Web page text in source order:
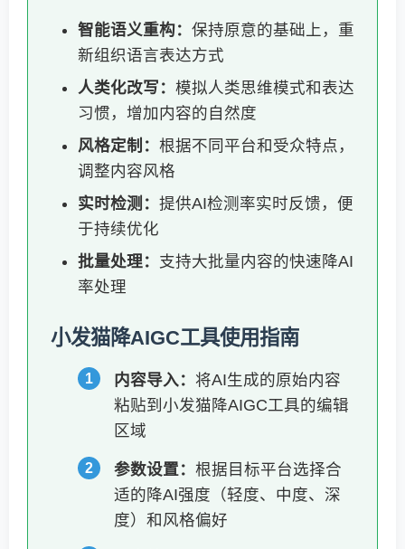
智能语义重构： 保持原意的基础上，重
新组织语言表达方式
人类化改写： 模拟人类思维模式和表达
习惯，增加内容的自然度
风格定制： 根据不同平台和受众特点，
调整内容风格
实时检测： 提供AI检测率实时反馈，便
于持续优化
批量处理： 支持大批量内容的快速降AI
率处理
小发猫降AIGC工具使用指南
内容导入： 将AI生成的原始内容
粘贴到小发猫降AIGC工具的编辑
区域
参数设置： 根据目标平台选择合
适的降AI强度（轻度、中度、深
度）和风格偏好